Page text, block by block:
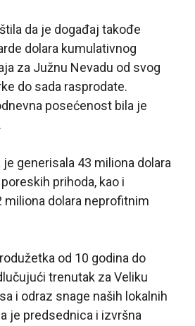
da je događaj takođe
dolara kumulativnog
za Južnu Nevadu od svog
do sada rasprodate.
posećenost bila je
generisala 43 miliona dolara
prihoda, kao i
miliona dolara neprofitnim
od 10 godina do
trenutak za Veliku
i odraz snage naših lokalnih
je predsednica i izvršna